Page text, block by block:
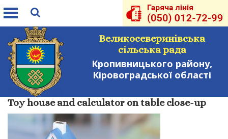
Toggle
Великосеверинівська
сільська рада
Кропивницького району,
Кіровоградської області
Toy house and calculator on table close-up